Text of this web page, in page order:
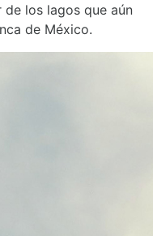
de los lagos que aún
de México.